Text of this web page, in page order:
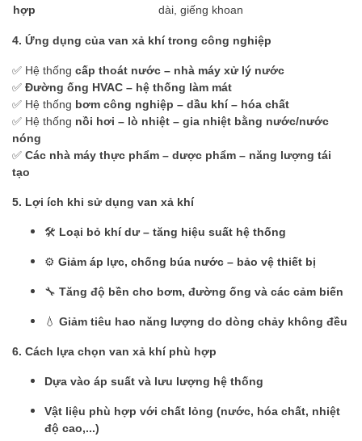
hợp
dài, giếng khoan
4. Ứng dụng của van xả khí trong công nghiệp
✅ Hệ thống cấp thoát nước – nhà máy xử lý nước
✅ Đường ống HVAC – hệ thống làm mát
✅ Hệ thống bơm công nghiệp – dầu khí – hóa chất
✅ Hệ thống nồi hơi – lò nhiệt – gia nhiệt bằng nước/nước
nóng
✅ Các nhà máy thực phẩm – dược phẩm – năng lượng tái
tạo
5. Lợi ích khi sử dụng van xả khí
🛠️ Loại bỏ khí dư – tăng hiệu suất hệ thống
⚙️ Giảm áp lực, chống búa nước – bảo vệ thiết bị
🔧 Tăng độ bền cho bơm, đường ống và các cảm biến
💧 Giảm tiêu hao năng lượng do dòng chảy không đều
6. Cách lựa chọn van xả khí phù hợp
Dựa vào áp suất và lưu lượng hệ thống
Vật liệu phù hợp với chất lỏng (nước, hóa chất, nhiệt
độ cao,...)